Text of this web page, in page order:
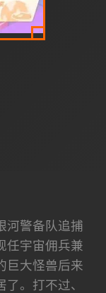
河警备队追捕
任宇宙佣兵兼
巨大怪兽后来
。打不过、